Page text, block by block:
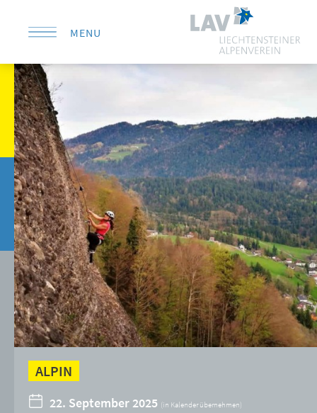
MENU
KONTAKT
ALPIN
22. September 2025 (in Kalender übernehmen)